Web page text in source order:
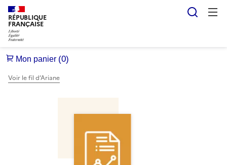
RÉPUBLIQUE
FRANÇAISE
Voir le fil d’Ariane